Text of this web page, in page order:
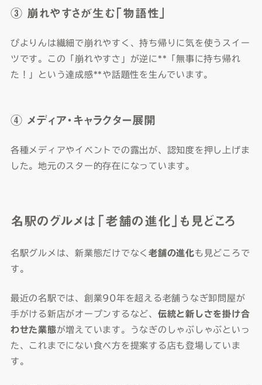
③ 崩れやすさが生む「物語性」
ぴよりんは繊細で崩れやすく、持ち帰りに気を使うスイー
ツです。この「崩れやすさ」が逆に**「無事に持ち帰れ
た！」という達成感**や話題性を生んでいます。
④ メディア・キャラクター展開
各種メディアやイベントでの露出が、認知度を押し上げま
した。地元のスター的存在になっています。
名駅のグルメは「老舗の進化」も見どころ
名駅グルメは、新業態だけでなく老舗の進化も見どころで
す。
最近の名駅では、創業90年を超える老舗うなぎ卸問屋が
手がける新店がオープンするなど、 伝統と新しさを掛け合
わせた業態が増えています。うなぎのしゃぶしゃぶといっ
た、これまでにない食べ方を提案する店も登場していま
す。